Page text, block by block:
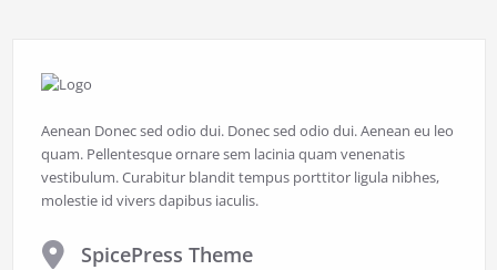
Aenean Donec sed odio dui. Donec sed odio dui. Aenean eu leo
quam. Pellentesque ornare sem lacinia quam venenatis
vestibulum. Curabitur blandit tempus porttitor ligula nibhes,
molestie id vivers dapibus iaculis.
SpicePress Theme